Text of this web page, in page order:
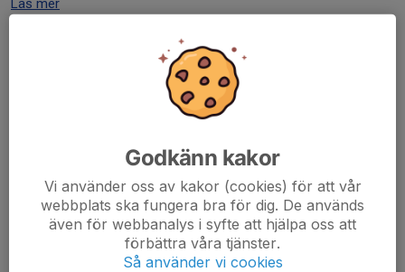
Läs mer
Nya matchtröjorna har anlänt
0 kommentarer
Godkänn kakor
Vi använder oss av kakor (cookies) för att vår
webbplats ska fungera bra för dig. De används
även för webbanalys i syfte att hjälpa oss att
förbättra våra tjänster.
Så använder vi cookies